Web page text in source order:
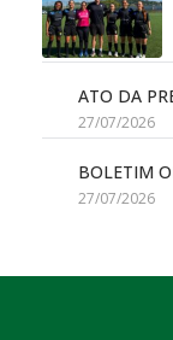
ATO DA
27/07/2026
BOLETIM
27/07/2026